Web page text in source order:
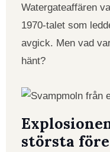
Watergateaffären
1970-talet som
avgick. Men vad
hänt?
största